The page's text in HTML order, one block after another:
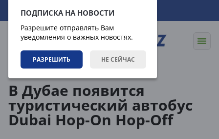
ПОДПИСКА НА НОВОСТИ
Разрешите отправлять Вам
уведомления о важных новостях.
РАЗРЕШИТЬ НЕ СЕЙЧАС
06.08.2026 17:24:00
В Дубае появится
туристический автобус
Dubai Hop-On Hop-Off